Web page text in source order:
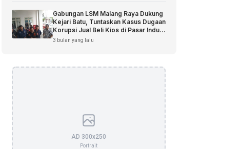
Gabungan LSM Malang Raya Dukung
Kejari Batu, Tuntaskan Kasus Dugaan
Korupsi Jual Beli Kios di Pasar Induk
Among Tani
3 bulan yang lalu
AD 300x250
Portrait